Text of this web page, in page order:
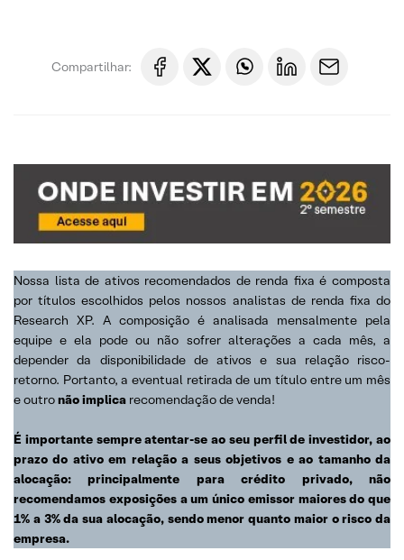
Compartilhar:
Nossa lista de ativos recomendados de renda fixa é composta
por títulos escolhidos pelos nossos analistas de renda fixa do
Research XP. A composição é analisada mensalmente pela
equipe e ela pode ou não sofrer alterações a cada mês, a
depender da disponibilidade de ativos e sua relação risco-
retorno. Portanto, a eventual retirada de um título entre um mês
e outronão implica recomendação de venda!
É importante sempre atentar-se ao seu perfil de investidor, ao
prazo do ativo em relação a seus objetivos e ao tamanho da
alocação: principalmente para crédito privado, não
recomendamos exposições a um único emissor maiores do que
1% a 3% da sua alocação, sendo menor quanto maior o risco da
empresa.